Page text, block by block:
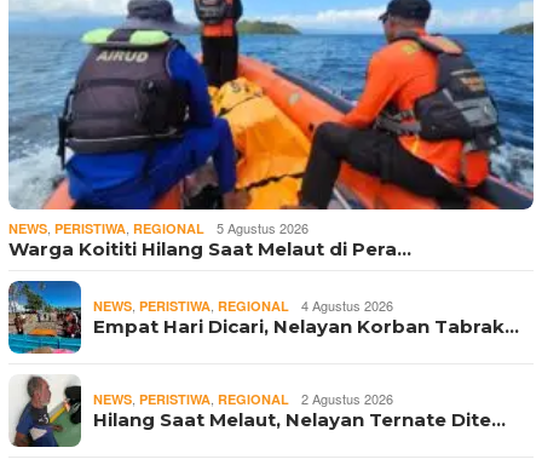
NEWS, PERISTIWA, REGIONAL 5 Agustus 2026
Warga Koititi Hilang Saat Melaut di Pera…
NEWS, PERISTIWA, REGIONAL 4 Agustus 2026
Empat Hari Dicari, Nelayan Korban Tabrak…
NEWS, PERISTIWA, REGIONAL 2 Agustus 2026
Hilang Saat Melaut, Nelayan Ternate Dite…